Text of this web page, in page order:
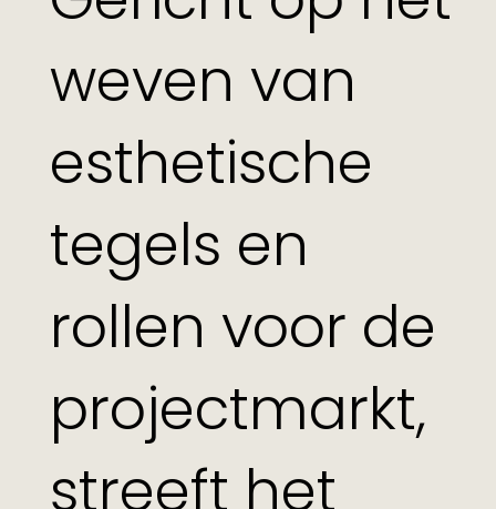
weven van
esthetische
tegels en
rollen voor de
projectmarkt,
streeft het